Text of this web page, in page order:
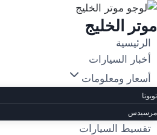
التجاوز
إلى
المحتوى
موتر الخليج
الرئيسية
أخبار السيارات
أسعار ومعلومات
تويوتا
مرسيدس
تقسيط السيارات